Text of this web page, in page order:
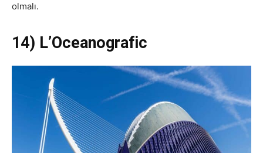
olmalı.
14) L’Oceanografic